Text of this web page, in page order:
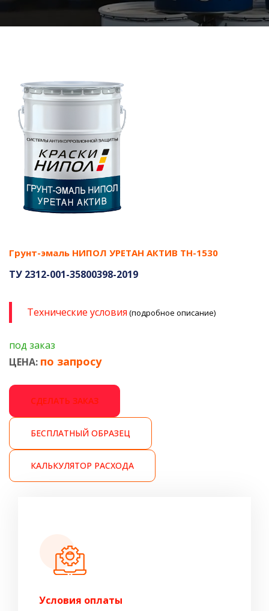
Грунт-эмаль НИПОЛ УРЕТАН АКТИВ ТН-1530
ТУ 2312-001-35800398-2019
Технические условия (подробное описание)
под заказ
ЦЕНА: по запросу
СДЕЛАТЬ ЗАКАЗ
БЕСПЛАТНЫЙ ОБРАЗЕЦ
КАЛЬКУЛЯТОР РАСХОДА
Условия оплаты